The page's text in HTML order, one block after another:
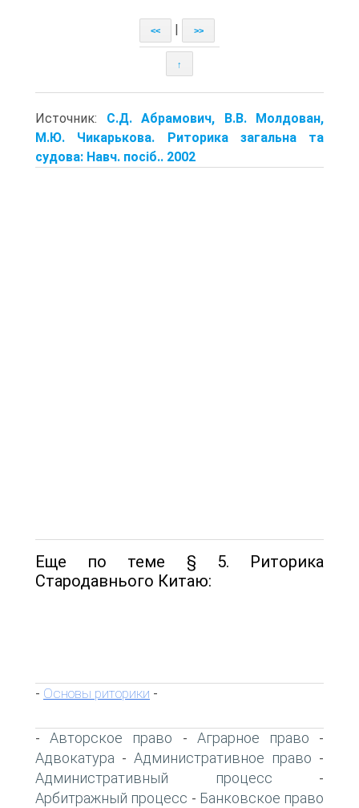
<< >>
↑
Источник: С.Д. Абрамович, В.В. Молдован,
М.Ю. Чикарькова. Риторика загальна та
судова: Навч. посіб.. 2002
Еще по теме § 5. Риторика
Стародавнього Китаю:
- Основы риторики -
-Авторское право - Аграрное право -
Адвокатура - Административное право -
Административный процесс -
Арбитражный процесс - Банковское право